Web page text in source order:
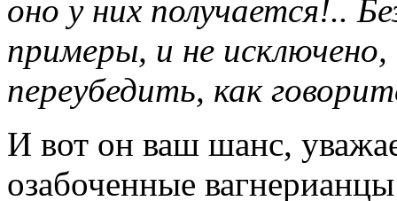
оно у них получается!..
примеры, и не
переубедить, как
И вот он ваш шанс,
озабоченные